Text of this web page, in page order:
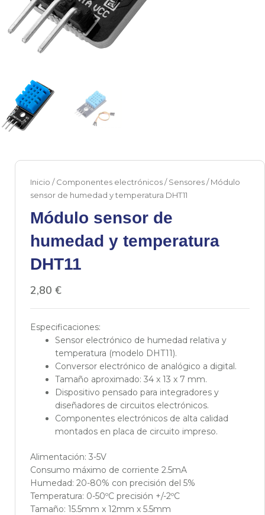
Inicio /Componentes electrónicos/Sensores/ Módulo
sensor de humedad y temperatura DHT11
Módulo sensor de
humedad y temperatura
DHT11
2,80 €
Especificaciones:
Sensor electrónico de humedad relativa y
temperatura (modelo DHT11).
Conversor electrónico de analógico a digital.
Tamaño aproximado: 34 x 13 x 7 mm.
Dispositivo pensado para integradores y
diseñadores de circuitos electrónicos.
Componentes electrónicos de alta calidad
montados en placa de circuito impreso.
Alimentación: 3-5V
Consumo máximo de corriente 2.5mA
Humedad: 20-80% con precisión del 5%
Temperatura: 0-50ºC precisión +/-2ºC
Tamaño: 15.5mm x 12mm x 5.5mm